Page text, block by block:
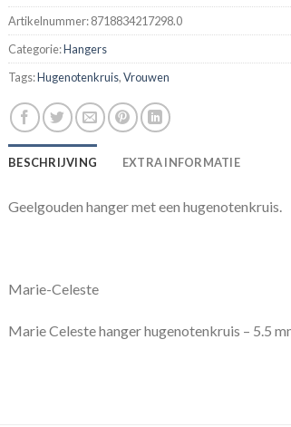
Artikelnummer:8718834217298.0
Categorie:Hangers
Tags:Hugenotenkruis,Vrouwen
BESCHRIJVING EXTRA INFORMATIE
Geelgouden hanger met een hugenotenkruis.
Marie-Celeste
Marie Celeste hanger hugenotenkruis – 5.5